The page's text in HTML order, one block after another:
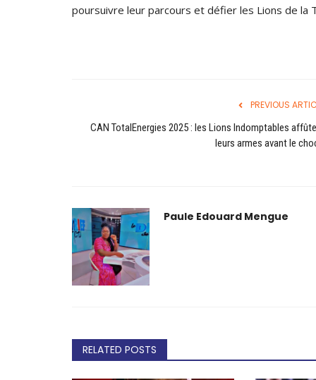
poursuivre leur parcours et défier les Lions de la
PREVIOUS
CAN TotalEnergies 2025 : les Lions Indomptables
leurs armes avant le
Paule Edouard Mengue
RELATED POSTS